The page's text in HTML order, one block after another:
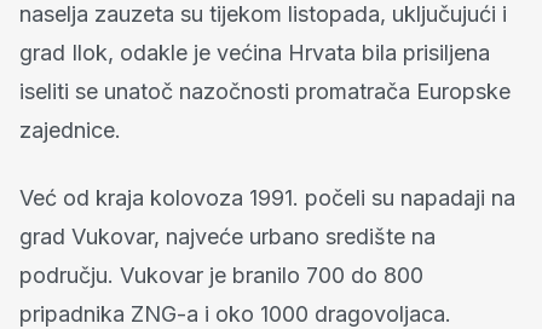
naselja zauzeta su tijekom listopada, uključujući i
grad Ilok, odakle je većina Hrvata bila prisiljena
iseliti se unatoč nazočnosti promatrača Europske
zajednice.
Već od kraja kolovoza 1991. počeli su napadaji na
grad Vukovar, najveće urbano središte na
području. Vukovar je branilo 700 do 800
pripadnika ZNG-a i oko 1000 dragovoljaca.